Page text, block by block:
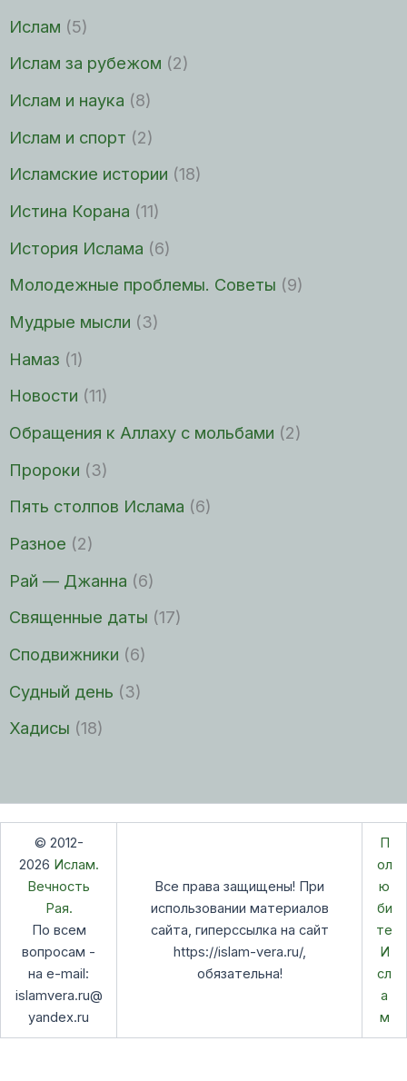
Ислам (5)
Ислам за рубежом (2)
Ислам и наука (8)
Ислам и спорт (2)
Исламские истории (18)
Истина Корана (11)
История Ислама (6)
Молодежные проблемы. Советы (9)
Мудрые мысли (3)
Намаз (1)
Новости (11)
Обращения к Аллаху с мольбами (2)
Пророки (3)
Пять столпов Ислама (6)
Разное (2)
Рай — Джанна (6)
Священные даты (17)
Сподвижники (6)
Судный день (3)
Хадисы (18)
© 2012-
2026 Ислам.
Вечность
Рая.
По всем
вопросам -
на e-mail:
islamvera.ru@
yandex.ru
Все права защищены! При
использовании материалов
сайта, гиперссылка на сайт
https://islam-vera.ru/,
обязательна!
П
ол
ю
би
те
И
сл
а
м